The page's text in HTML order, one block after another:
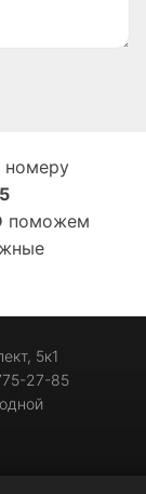
номеру
поможем
5к1
27-85